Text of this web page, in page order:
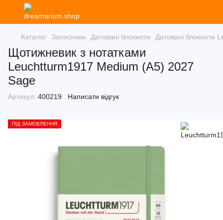
Каталог Записники Датовані блокноти Датовані блокноти
Щотижневик з нотатками
Leuchtturm1917 Medium (A5) 2027
Sage
Артикул: 400219 Написати відгук
ПІД ЗАМОВЛЕННЯ